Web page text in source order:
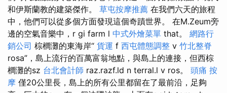
和伊斯蘭教的建築傑作。 草屯按摩推薦 在我們六天的旅程
中，他們可以從多個方面發現這個奇蹟世界。 在M.Zeum旁
邊的空氣音樂中，r gi farm l 中式外燴菜單 that。 網路行
銷公司 棕櫚灘的東海岸“ 貨運 f 西屯體態調整 v 竹北整脊
rosa”，島上流行的百萬富翁地點，與島上的連接，但西棕
櫚灘的sz 台北會計師 raz.razf.ld n terral.l v ros。 頭痛 按
摩 僅20公里長，島上的所有公里都留在了最前沿，足夠